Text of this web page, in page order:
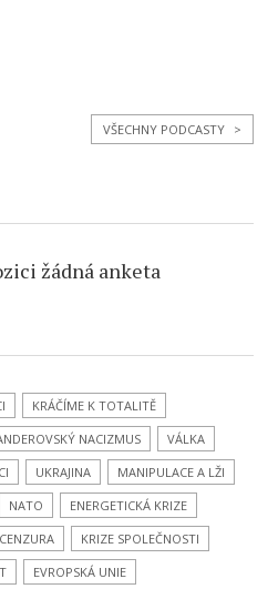
VŠECHNY PODCASTY >
žádná anketa
KRÁČÍME K TOTALITĚ
NACIZMUS
VÁLKA
UKRAJINA
MANIPULACE A LŽI
NATO
ENERGETICKÁ KRIZE
CENZURA
KRIZE SPOLEČNOSTI
EVROPSKÁ UNIE